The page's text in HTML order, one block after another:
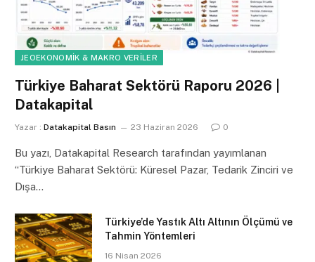
JEOEKONOMIK & MAKRO VERILER
Türkiye Baharat Sektörü Raporu 2026 |
Datakapital
Yazar : Datakapital Basın 23 Haziran 2026 0
Bu yazı, Datakapital Research tarafından yayımlanan
“Türkiye Baharat Sektörü: Küresel Pazar, Tedarik Zinciri ve
Dışa…
Türkiye’de Yastık Altı Altının Ölçümü ve
Tahmin Yöntemleri
16 Nisan 2026